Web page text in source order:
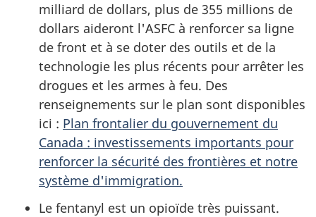
milliard de dollars, plus de 355 millions de
dollars aideront l'ASFC à renforcer sa ligne
de front et à se doter des outils et de la
technologie les plus récents pour arrêter les
drogues et les armes à feu. Des
renseignements sur le plan sont disponibles
ici : Plan frontalier du gouvernement du
Canada : investissements importants pour
renforcer la sécurité des frontières et notre
système d'immigration.
Le fentanyl est un opioïde très puissant.